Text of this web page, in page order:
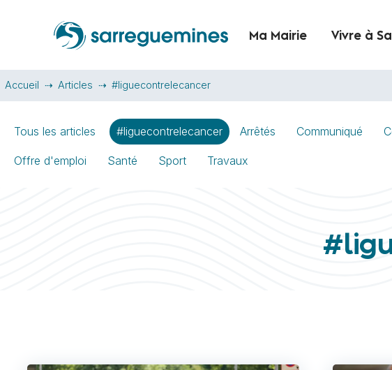
Ma Mairie Vivre à
Accueil Articles #liguecontrelecancer
Tous les articles #liguecontrelecancer Arrêtés Communiqué
Offre d'emploi Santé Sport Travaux